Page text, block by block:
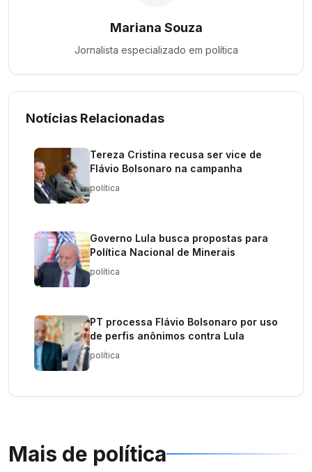
Mariana Souza
Jornalista especializado em política
Notícias Relacionadas
Tereza Cristina recusa ser vice de
Flávio Bolsonaro na campanha
política
Governo Lula busca propostas para
Política Nacional de Minerais
política
PT processa Flávio Bolsonaro por uso
de perfis anônimos contra Lula
política
Mais de política